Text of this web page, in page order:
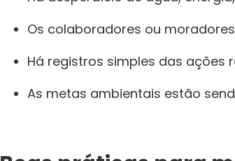
Os colaboradores ou
Há registros simples das ações
As metas ambientais estão